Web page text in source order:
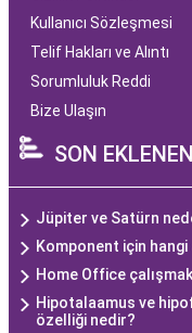
Kullanıcı Sözleşmesi
Telif Hakları ve Alıntı
Sorumluluk Reddi
Bize Ulaşın
SON
Jüpiter ve Satürn
Komponent için hangi
Home Office
Hipotalaamus ve
özelliği nedir?